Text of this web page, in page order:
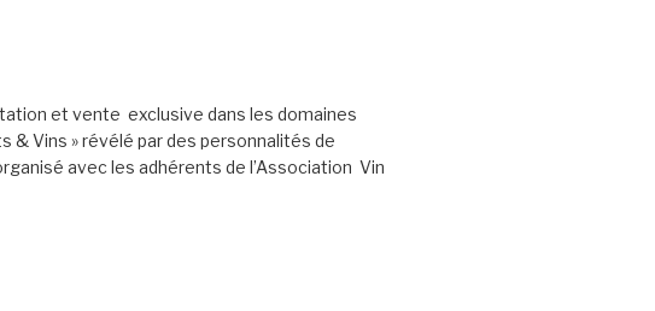
et vente exclusive dans les domaines
& Vins » révélé par des personnalités de
avec les adhérents de l’Association Vin